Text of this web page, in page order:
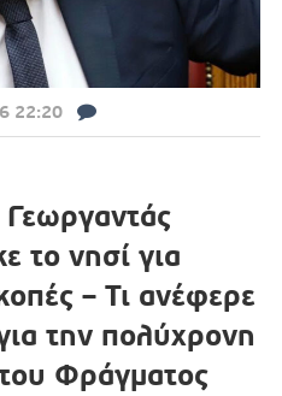
22:20
το νησί για
– Τι ανέφερε
την πολύχρονη
Φράγματος